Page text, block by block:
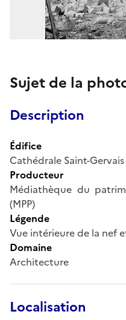
Sujet de la
Description
Édifice
Cathédrale Saint-
Producteur
Médiathèque du
(MPP)
Légende
Vue intérieure de la nef
Domaine
Architecture
Localisation